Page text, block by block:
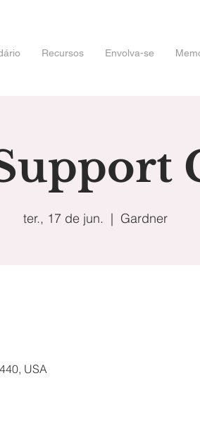
Recursos Envolva-se
ter., 17 de jun.
  |
Gardner
USA